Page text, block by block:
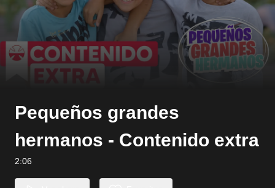
Pequeños grandes
hermanos - Contenido extra
2:06